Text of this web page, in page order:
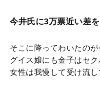
今井氏に3万票近い差
そこに降ってわいたの
グイス嬢にも金子はセク
女性は我慢して受け流